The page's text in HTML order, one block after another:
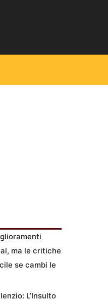
ma le critiche
se cambi le
L’Insulto